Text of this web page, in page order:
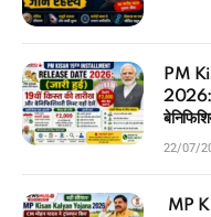
PM
2026:
22/07/
MP